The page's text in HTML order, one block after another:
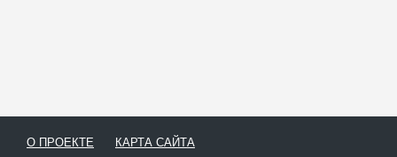
впоследствии они разравниваются с помощью отвала
О ПРОЕКТЕ
КАРТА САЙТА